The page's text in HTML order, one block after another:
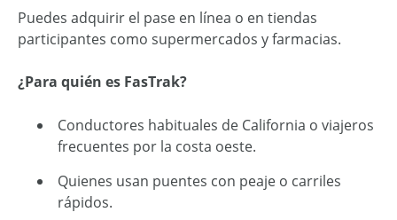
Puedes adquirir el pase en línea o en tiendas
participantes como supermercados y farmacias.
¿Para quién es FasTrak?
Conductores habituales de California o viajeros
frecuentes por la costa oeste.
Quienes usan puentes con peaje o carriles
rápidos.